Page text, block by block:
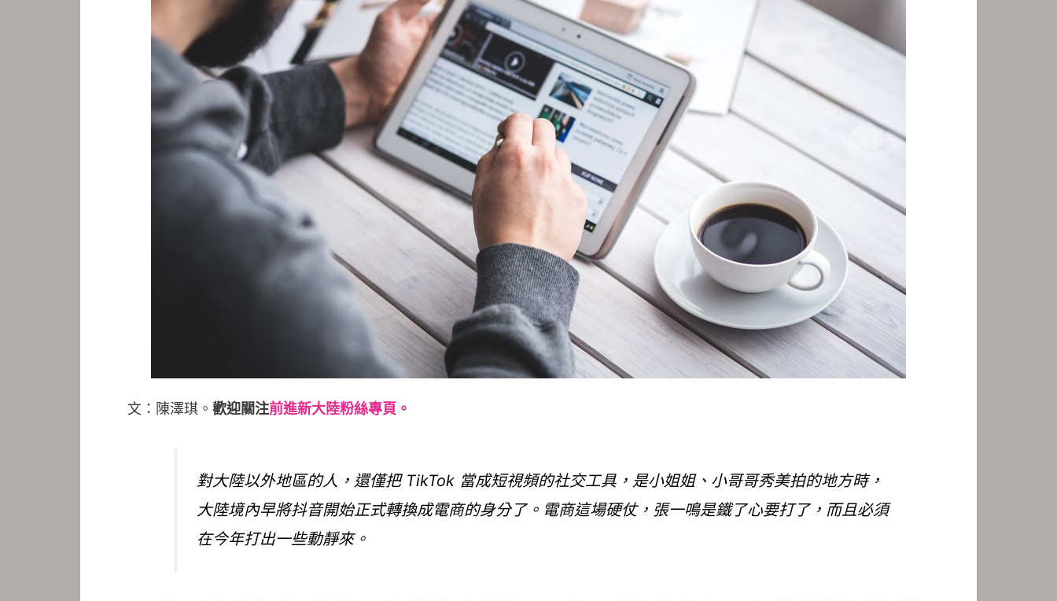
文：陳澤琪。 歡迎關注前進新大陸粉絲專頁。
對大陸以外地區的人，還僅把 TikTok 當成短視頻的社交工具，是小姐姐、小哥哥秀美拍的地方時，
大陸境內早將抖音開始正式轉換成電商的身分了。電商這場硬仗，張一鳴是鐵了心要打了，而且必須
在今年打出一些動靜來。